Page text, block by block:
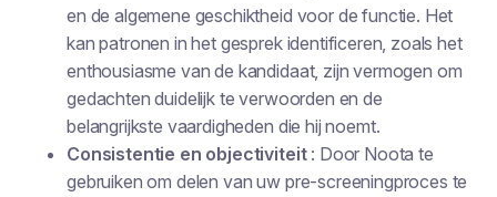
en de algemene geschiktheid voor de functie. Het
kan patronen in het gesprek identificeren, zoals het
enthousiasme van de kandidaat, zijn vermogen om
gedachten duidelijk te verwoorden en de
belangrijkste vaardigheden die hij noemt.
Consistentie en objectiviteit: Door Noota te
gebruiken om delen van uw pre-screeningproces te